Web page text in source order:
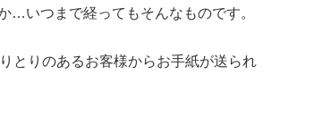
…いつまで経ってもそんなものです。
とりのあるお客様からお手紙が送られ